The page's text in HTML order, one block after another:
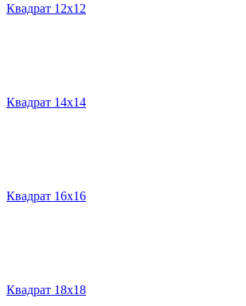
Квадрат 12х12
Квадрат 14х14
Квадрат 16х16
Квадрат 18х18